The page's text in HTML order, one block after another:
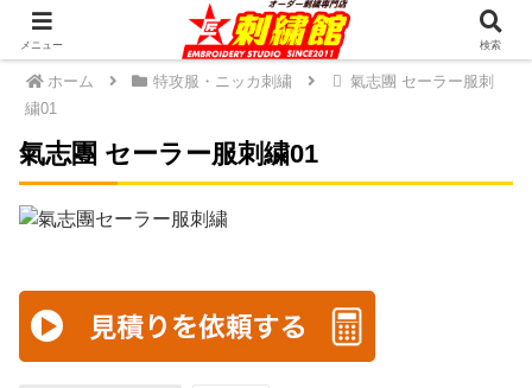
ホーム 特攻服・ニッカ刺繍
氣志團 セーラー服刺
繍01
氣志團 セーラー服刺繍01
メニュー 検索